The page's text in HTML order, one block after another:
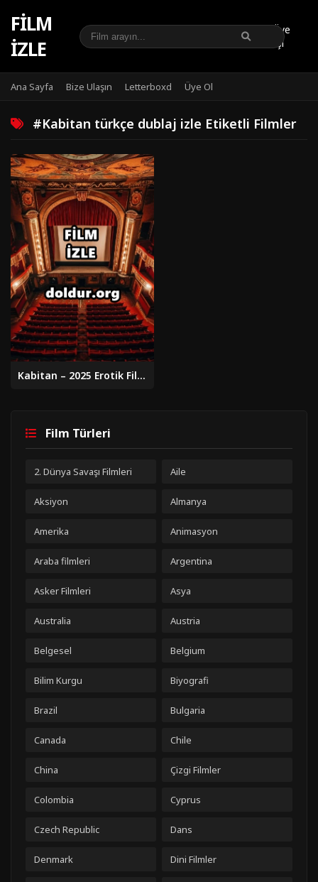
FILM
IZLE
Üye
Girişi
Ana Sayfa Bize Ulaşın Letterboxd Üye Ol
#Kabitan türkçe dublaj izle Etiketli Filmler
Kabitan – 2025 Erotik Filmi
Film Türleri
2. Dünya Savaşı Filmleri Aile
Aksiyon Almanya
Amerika Animasyon
Araba filmleri Argentina
Asker Filmleri Asya
Australia Austria
Belgesel Belgium
Bilim Kurgu Biyografi
Brazil Bulgaria
Canada Chile
China Çizgi Filmler
Colombia Cyprus
Czech Republic Dans
Denmark Dini Filmler